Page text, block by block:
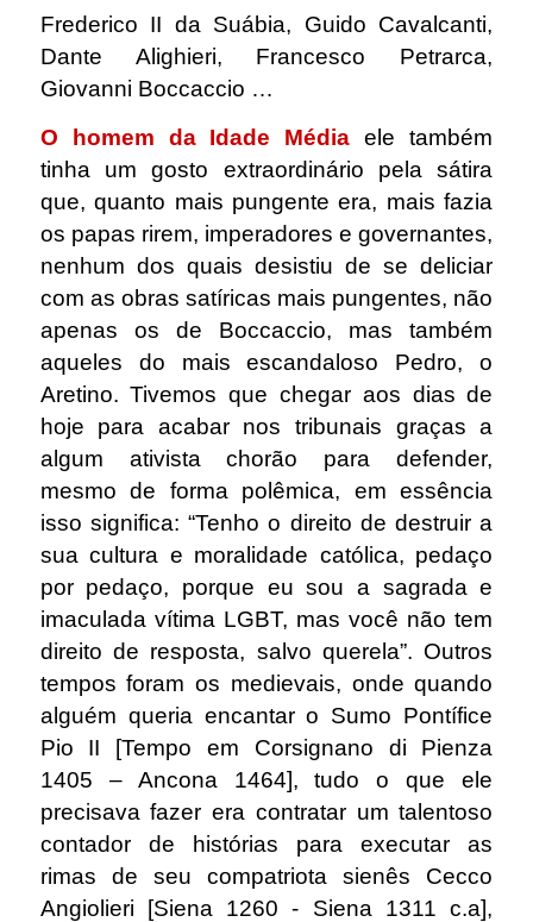
Frederico II da Suábia, Guido Cavalcanti,
Dante Alighieri, Francesco Petrarca,
Giovanni Boccaccio …
O homem da Idade Média ele também
tinha um gosto extraordinário pela sátira
que, quanto mais pungente era, mais fazia
os papas rirem, imperadores e governantes,
nenhum dos quais desistiu de se deliciar
com as obras satíricas mais pungentes, não
apenas os de Boccaccio, mas também
aqueles do mais escandaloso Pedro, o
Aretino. Tivemos que chegar aos dias de
hoje para acabar nos tribunais graças a
algum ativista chorão para defender,
mesmo de forma polêmica, em essência
isso significa: “Tenho o direito de destruir a
sua cultura e moralidade católica, pedaço
por pedaço, porque eu sou a sagrada e
imaculada vítima LGBT, mas você não tem
direito de resposta, salvo querela”. Outros
tempos foram os medievais, onde quando
alguém queria encantar o Sumo Pontífice
Pio II [Tempo em Corsignano di Pienza
1405 – Ancona 1464], tudo o que ele
precisava fazer era contratar um talentoso
contador de histórias para executar as
rimas de seu compatriota sienês Cecco
Angiolieri [Siena 1260 - Siena 1311 c.a],